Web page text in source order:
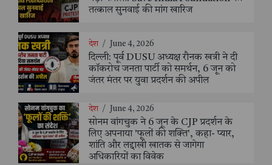
तत्काल सुनवाई की मांग खारिज
देश / June 4, 2026
दिल्ली: पूर्व DUSU अध्यक्ष रौनक खत्री ने दी
कॉकरोच जनता पार्टी को समर्थन, 6 जून को
जंतर मंतर पर युवा प्रदर्शन की अपील
देश / June 4, 2026
सोनम वांगचुक ने 6 जून के CJP प्रदर्शन के
लिए अपनाया 'फूलों की शक्ति', कहा- प्यार,
शांति और लद्दाखी खातक से जागेगा
अधिकारियों का विवेक